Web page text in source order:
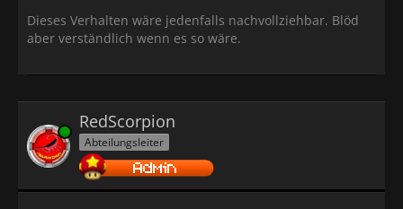
Dieses Verhalten wäre jedenfalls nachvollziehbar. Blöd
aber verständlich wenn es so wäre.
Online RedScorpion
Abteilungsleiter